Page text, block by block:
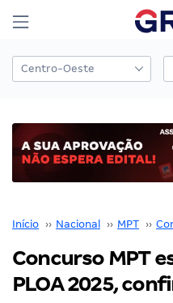
Início ›› Nacional ›› MPT ››
Concurso MPT
PLOA 2025,